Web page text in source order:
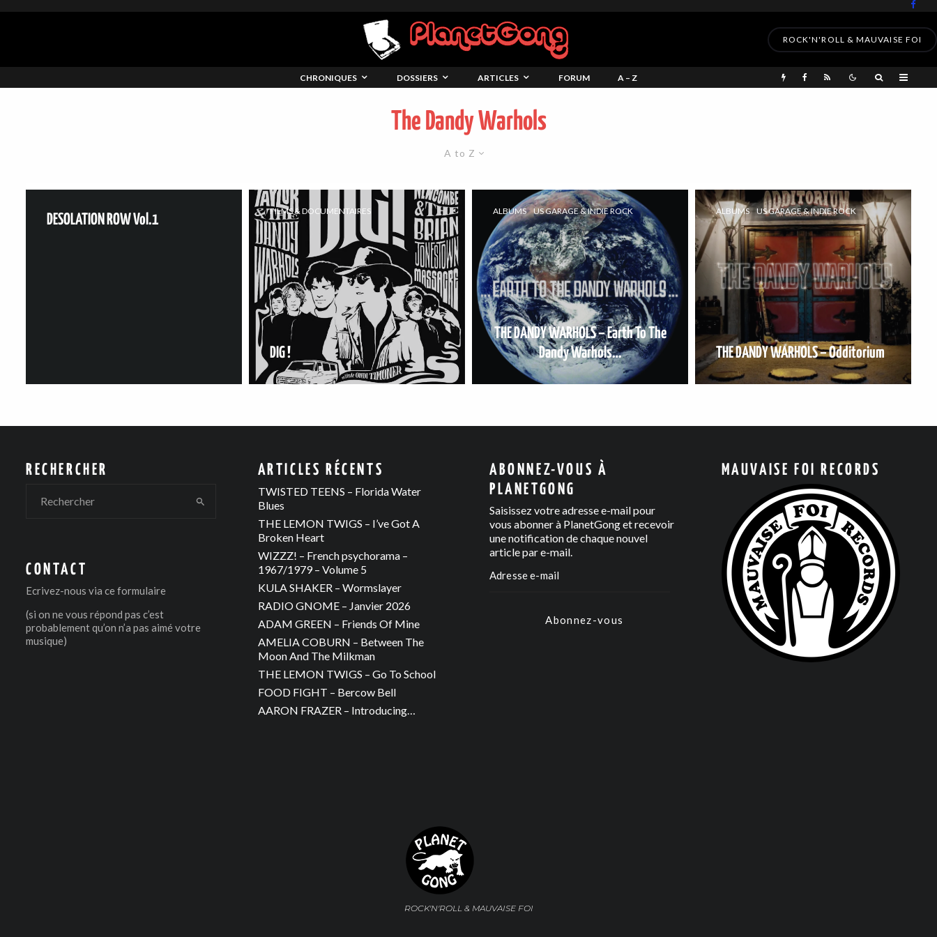
ROCK'N'ROLL & MAUVAISE FOI
CHRONIQUES DOSSIERS ARTICLES FORUM A – Z
The Dandy Warhols
A to Z
DESOLATION ROW Vol.1
FILMS & DOCUMENTAIRES
DIG !
ALBUMS US GARAGE & INDIE ROCK
THE DANDY WARHOLS – Earth To The
Dandy Warhols…
ALBUMS US GARAGE & INDIE ROCK
THE DANDY WARHOLS – Odditorium
RECHERCHER
CONTACT
Ecrivez-nous via ce formulaire
(si on ne vous répond pas c’est
probablement qu’on n’a pas aimé votre
musique)
ARTICLES RÉCENTS
TWISTED TEENS – Florida Water
Blues
THE LEMON TWIGS – I’ve Got A
Broken Heart
WIZZZ! – French psychorama –
1967/1979 – Volume 5
KULA SHAKER – Wormslayer
RADIO GNOME – Janvier 2026
ADAM GREEN – Friends Of Mine
AMELIA COBURN – Between The
Moon And The Milkman
THE LEMON TWIGS – Go To School
FOOD FIGHT – Bercow Bell
AARON FRAZER – Introducing…
ABONNEZ-VOUS À
PLANETGONG
Saisissez votre adresse e-mail pour
vous abonner à PlanetGong et recevoir
une notification de chaque nouvel
article par e-mail.
Abonnez-vous
MAUVAISE FOI RECORDS
ROCK'N'ROLL & MAUVAISE FOI